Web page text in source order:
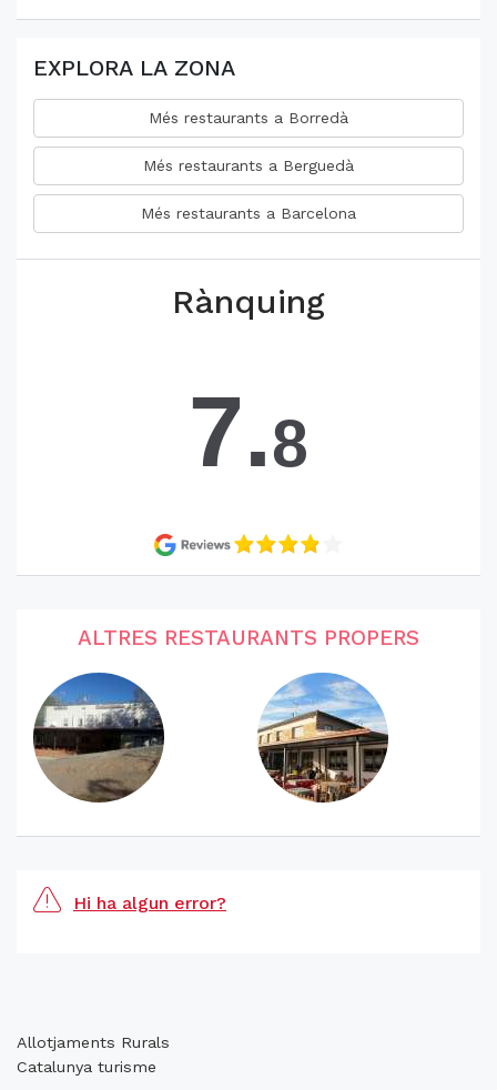
EXPLORA LA ZONA
Més restaurants a Borredà
Més restaurants a Berguedà
Més restaurants a Barcelona
Rànquing
7.8
ALTRES RESTAURANTS PROPERS
Hi ha algun error?
Allotjaments Rurals
Catalunya turisme